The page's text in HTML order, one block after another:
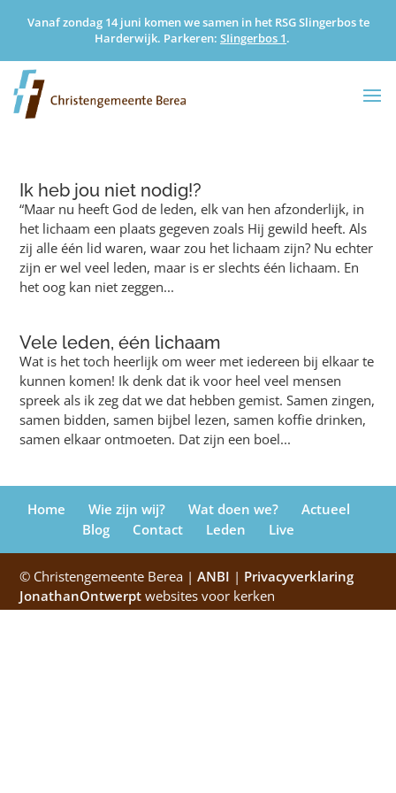
Vanaf zondag 14 juni komen we samen in het RSG Slingerbos te
Harderwijk. Parkeren: SIingerbos 1.
Ik heb jou niet nodig!?
“Maar nu heeft God de leden, elk van hen afzonderlijk, in
het lichaam een plaats gegeven zoals Hij gewild heeft. Als
zij alle één lid waren, waar zou het lichaam zijn? Nu echter
zijn er wel veel leden, maar is er slechts één lichaam. En
het oog kan niet zeggen...
Vele leden, één lichaam
Wat is het toch heerlijk om weer met iedereen bij elkaar te
kunnen komen! Ik denk dat ik voor heel veel mensen
spreek als ik zeg dat we dat hebben gemist. Samen zingen,
samen bidden, samen bijbel lezen, samen koffie drinken,
samen elkaar ontmoeten. Dat zijn een boel...
Home Wie zijn wij? Wat doen we?
Actueel
Blog
Contact Leden Live
© Christengemeente Berea |ANBI | Privacyverklaring
JonathanOntwerptwebsites voor kerken